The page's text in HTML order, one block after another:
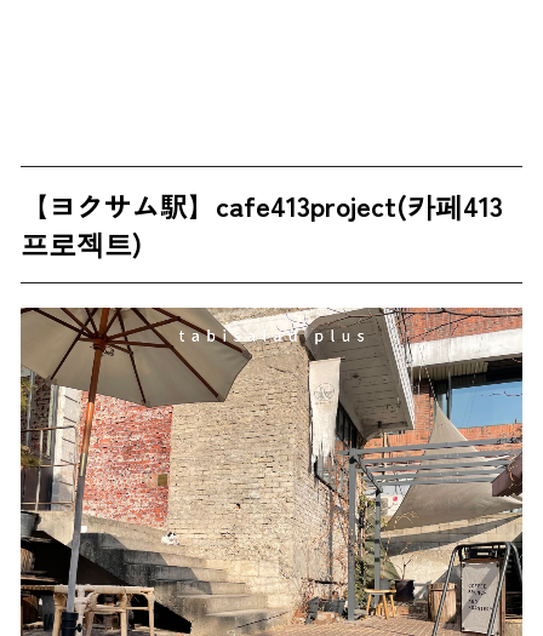
【ヨクサム駅】cafe413project(카페413
프로젝트)